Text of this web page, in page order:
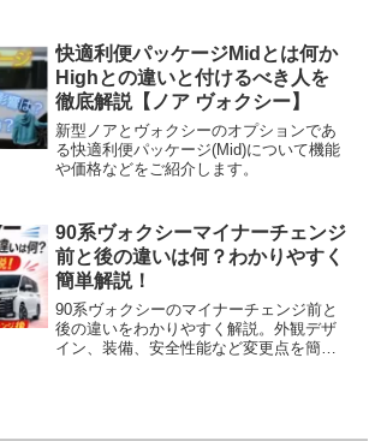
快適利便パッケージMidとは何か
Highとの違いと付けるべき人を
徹底解説【ノア ヴォクシー】
新型ノアとヴォクシーのオプションであ
る快適利便パッケージ(Mid)について機能
や価格などをご紹介します。
90系ヴォクシーマイナーチェンジ
前と後の違いは何？わかりやすく
簡単解説！
90系ヴォクシーのマイナーチェンジ前と
後の違いをわかりやすく解説。外観デザ
イン、装備、安全性能など変更点を簡単